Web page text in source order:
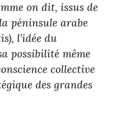
on dit, issus de
péninsule arabe
l’idée du
possibilité même
collective
des grandes